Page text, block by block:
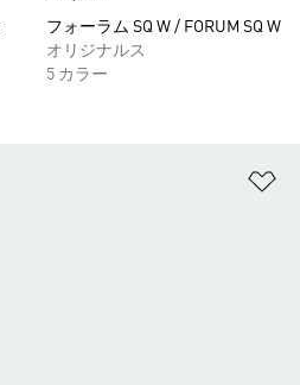
フォーラム SQ W / FORUM SQ W
オリジナルス
5 カラー